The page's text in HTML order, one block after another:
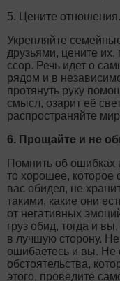
5. Цените отношения.
Укрепляйте
друзьями, цените
ссор. Речь идет о
рядом и в
протянуть руку
смысл, озарит её
распространяйте
6. Прощайте и не
Помнить об ошибках
то хорошее, которое
вас обидел, не
такими, какие они
от негативных
груз обид, тогда и
в лучшую сторону.
ошибаетесь и вы. Не
обстоятельства,
этого, проведите